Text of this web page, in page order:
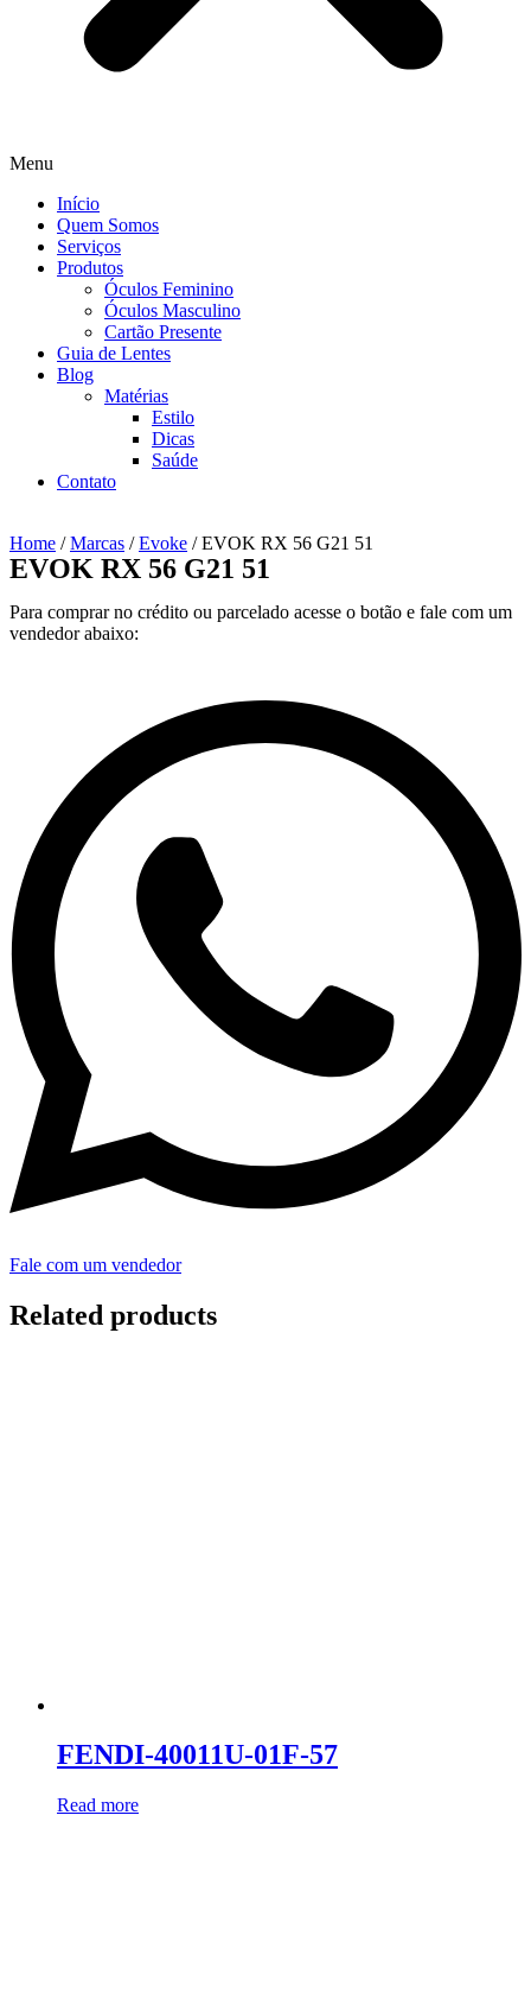
Menu
Início
Quem Somos
Serviços
Produtos
Óculos Feminino
Óculos Masculino
Cartão Presente
Guia de Lentes
Blog
Matérias
Estilo
Dicas
Saúde
Contato
Home /Marcas /Evoke / EVOK RX 56 G21 51
EVOK RX 56 G21 51
Para comprar no crédito ou parcelado acesse o botão e fale com um
vendedor abaixo:
Fale com um vendedor
Related products
FENDI-40011U-01F-57
Read more